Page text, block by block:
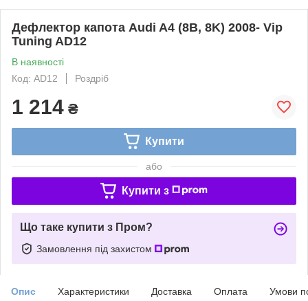
Дефлектор капота Audi A4 (8B, 8K) 2008- Vip
Tuning AD12
В наявності
Код: AD12
Роздріб
1 214 ₴
Купити
або
Купити з
Що таке купити з Пром?
Замовлення під захистом
Опис Характеристики Доставка Оплата Умови